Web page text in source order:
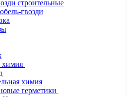
строительные
гвозди
химия
химия
герметики